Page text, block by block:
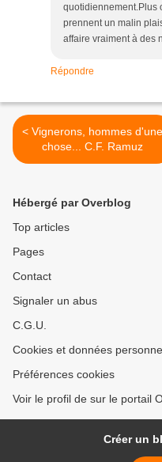
quotidiennement.Plus
prennent un malin
affaire vraiment à des
Répondre
< Vignerons, hommes d'une
chose... C.F. Ramuz
Hébergé par Overblog
Top articles
Pages
Contact
Signaler un abus
C.G.U.
Cookies et données
Préférences cookies
Voir le profil de sur le portail
Créer un